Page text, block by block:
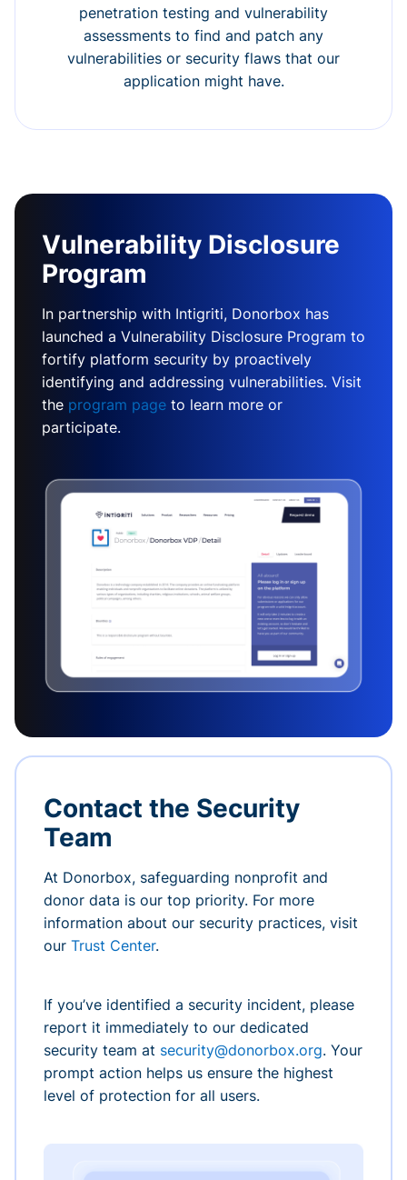
penetration testing and vulnerability
assessments to find and patch any
vulnerabilities or security flaws that our
application might have.
Vulnerability Disclosure
Program
In partnership with Intigriti, Donorbox has
launched a Vulnerability Disclosure Program to
fortify platform security by proactively
identifying and addressing vulnerabilities. Visit
the program page to learn more or
participate.
Contact the Security
Team
At Donorbox, safeguarding nonprofit and
donor data is our top priority. For more
information about our security practices, visit
our Trust Center.
If you’ve identified a security incident, please
report it immediately to our dedicated
security team at security@donorbox.org. Your
prompt action helps us ensure the highest
level of protection for all users.